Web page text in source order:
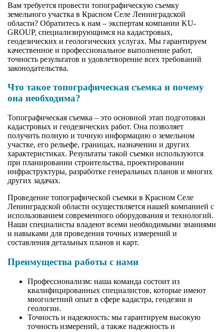
Вам требуется провести топографическую съемку
земельного участка в Красном Селе Ленинградской
области? Обратитесь к нам – экспертам компании KU-
GROUP, специализирующимся на кадастровых,
геодезических и геологических услугах. Мы гарантируем
качественное и профессиональное выполнение работ,
точность результатов и удовлетворение всех требований
законодательства.
Что такое топографическая съемка и почему
она необходима?
Топографическая съемка – это основной этап подготовки
кадастровых и геодезических работ. Она позволяет
получить полную и точную информацию о земельном
участке, его рельефе, границах, назначении и других
характеристиках. Результаты такой съемки используются
при планировании строительства, проектировании
инфраструктуры, разработке генеральных планов и многих
других задачах.
Проведение топографической съемки в Красном Селе
Ленинградской области осуществляется нашей компанией с
использованием современного оборудования и технологий.
Наши специалисты владеют всеми необходимыми знаниями
и навыками для проведения точных измерений и
составления детальных планов и карт.
Преимущества работы с нами
Профессионализм: наша команда состоит из
квалифицированных специалистов, которые имеют
многолетний опыт в сфере кадастра, геодезии и
геологии.
Точность и надежность: мы гарантируем высокую
точность измерений, а также надежность и